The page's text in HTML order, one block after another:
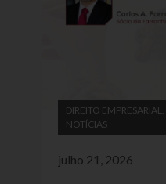
DIREITO EMPRESARIAL,
NOTÍCIAS
julho 21, 2026